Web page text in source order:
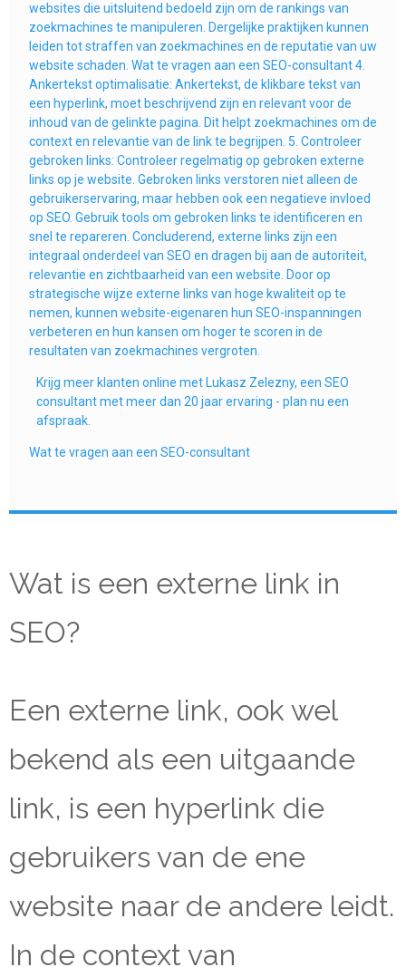
websites die uitsluitend bedoeld zijn om de rankings van
zoekmachines te manipuleren. Dergelijke praktijken kunnen
leiden tot straffen van zoekmachines en de reputatie van uw
website schaden. Wat te vragen aan een SEO-consultant 4.
Ankertekst optimalisatie: Ankertekst, de klikbare tekst van
een hyperlink, moet beschrijvend zijn en relevant voor de
inhoud van de gelinkte pagina. Dit helpt zoekmachines om de
context en relevantie van de link te begrijpen. 5. Controleer
gebroken links: Controleer regelmatig op gebroken externe
links op je website. Gebroken links verstoren niet alleen de
gebruikerservaring, maar hebben ook een negatieve invloed
op SEO. Gebruik tools om gebroken links te identificeren en
snel te repareren. Concluderend, externe links zijn een
integraal onderdeel van SEO en dragen bij aan de autoriteit,
relevantie en zichtbaarheid van een website. Door op
strategische wijze externe links van hoge kwaliteit op te
nemen, kunnen website-eigenaren hun SEO-inspanningen
verbeteren en hun kansen om hoger te scoren in de
resultaten van zoekmachines vergroten.
Krijg meer klanten online met Lukasz Zelezny, een SEO
consultant met meer dan 20 jaar ervaring - plan nu een
afspraak.
Wat te vragen aan een SEO-consultant
Wat is een externe link in
SEO?
Een externe link, ook wel
bekend als een uitgaande
link, is een hyperlink die
gebruikers van de ene
website naar de andere leidt.
In de context van